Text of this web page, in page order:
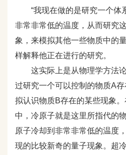
“我现在做的是研究一个体
非常非常低的温度，从而研究
象，来模拟其他一些物质中的
样解释他正在进行的研究。
这实际上是从物理学方法论
过研究一个可以控制的物质A
拟认识物质B存在的某些现象
中，冷原子就是这里所指代的
原子冷却到非常非常低的温度
现的比较新奇的量子现象。超